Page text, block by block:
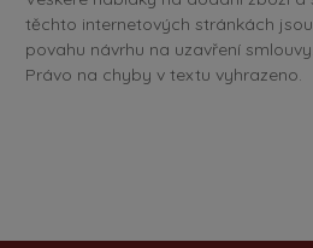
těchto internetových stránkách
povahu návrhu na uzavření smlouvy.
Právo na chyby v textu vyhrazeno.